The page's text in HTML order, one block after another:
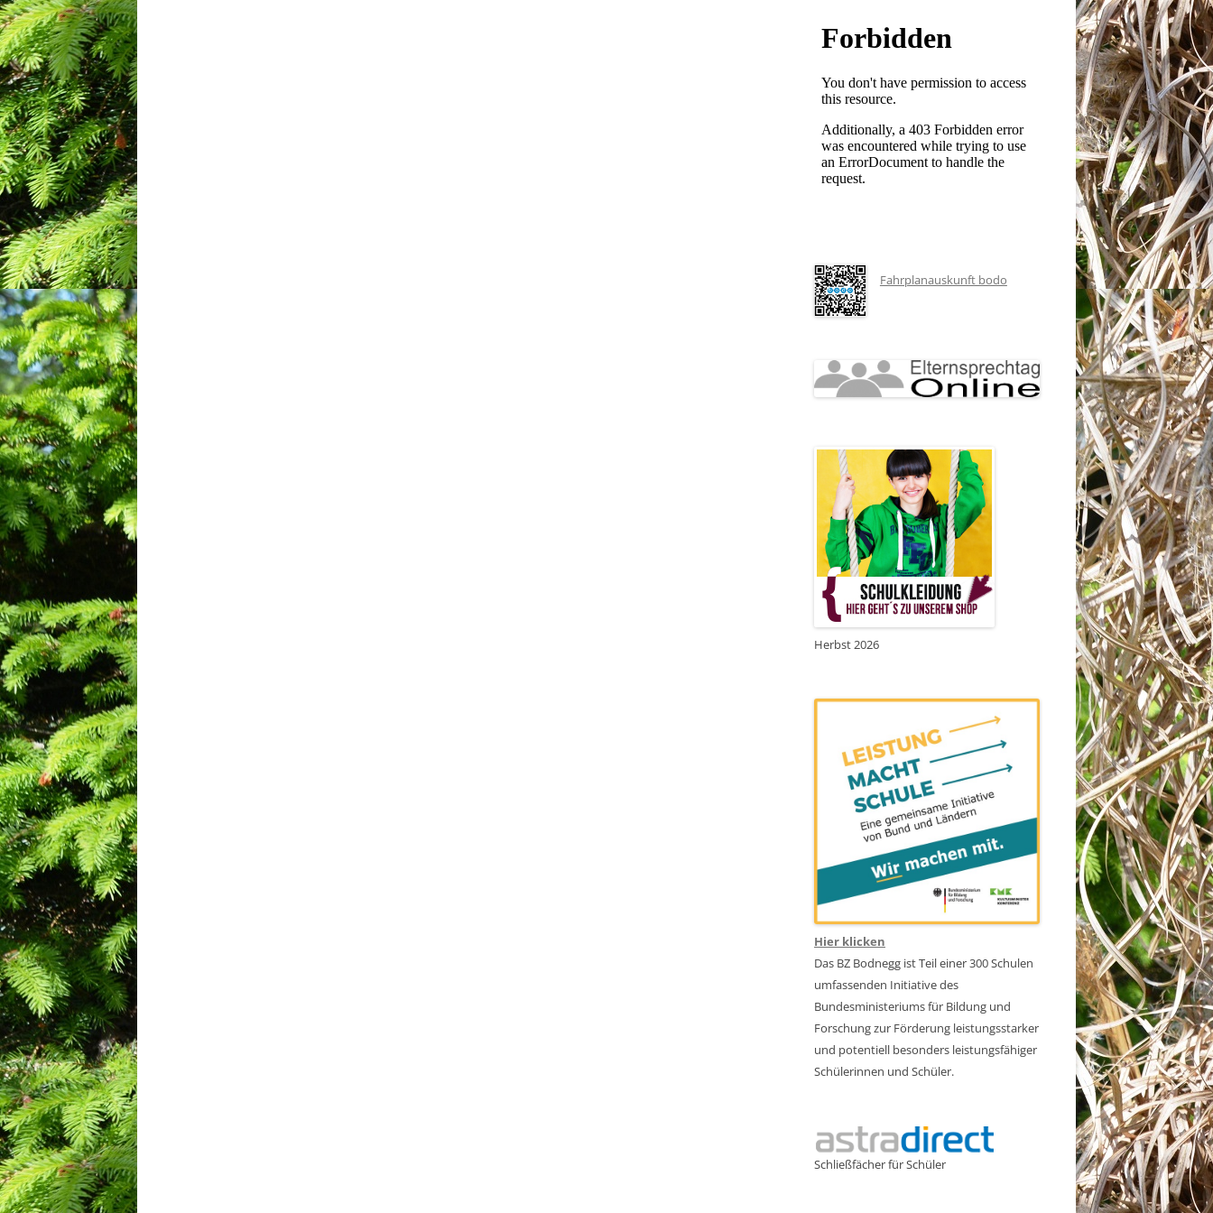
Fahrplanauskunft bodo
Herbst 2026
Hier klicken
Das BZ Bodnegg ist Teil einer 300 Schulen
umfassenden Initiative des
Bundesministeriums für Bildung und
Forschung zur Förderung leistungsstarker
und potentiell besonders leistungsfähiger
Schülerinnen und Schüler.
Schließfächer für Schüler